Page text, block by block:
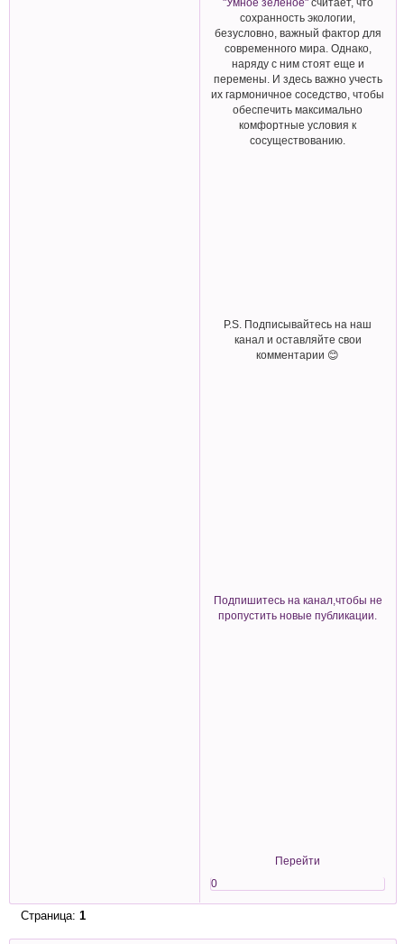
сохранность экологии,
безусловно, важный фактор для
современного мира. Однако,
наряду с ним стоят еще и
перемены. И здесь важно учесть
их гармоничное соседство, чтобы
обеспечить максимально
комфортные условия к
сосуществованию.
P.S. Подписывайтесь на наш
канал и оставляйте свои
комментарии 😊
Подпишитесь на канал,чтобы не
пропустить новые публикации.
Перейти
0
Страница: 1